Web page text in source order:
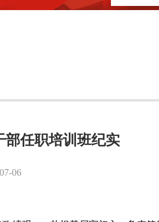
任职培训班纪实
06